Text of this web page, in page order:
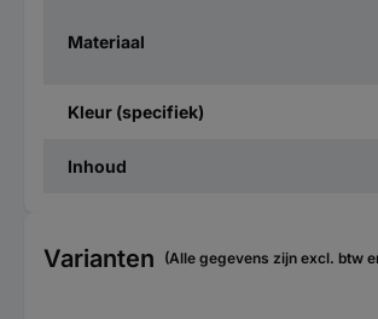
Materiaal
Kleur (specifiek)
Inhoud
Varianten (Alle gegevens zijn excl. btw